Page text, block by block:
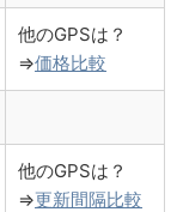
他のGPSは？
⇒価格比較
他のGPSは？
⇒更新間隔比較